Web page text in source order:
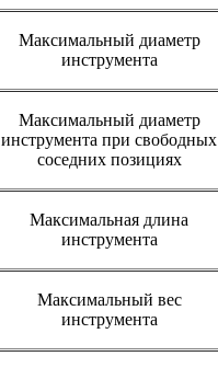
Максимальный диаметр
инструмента
Максимальный диаметр
инструмента при свободных
соседних позициях
Максимальная длина
инструмента
Максимальный вес
инструмента